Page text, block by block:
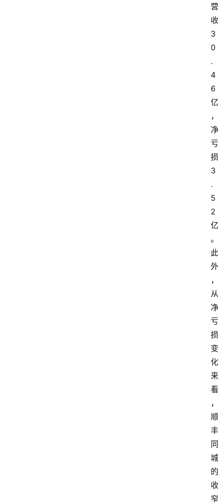
营
收
3
0
.
4
6
亿
，
净
亏
损
3
.
5
2
亿
。
此
外
，
从
净
亏
损
变
化
来
看
，
顺
丰
同
城
的
收
窄